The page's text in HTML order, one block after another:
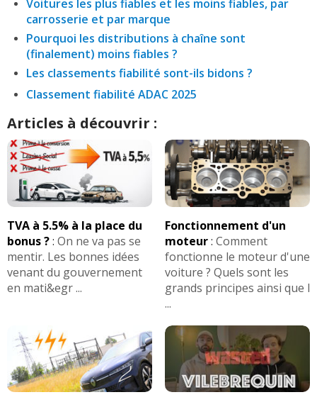
Voitures les plus fiables et les moins fiables, par
carrosserie et par marque
Pourquoi les distributions à chaîne sont
(finalement) moins fiables ?
Les classements fiabilité sont-ils bidons ?
Classement fiabilité ADAC 2025
Articles à découvrir :
TVA à 5.5% à la place du
bonus ?: On ne va pas se
mentir. Les bonnes idées
venant du gouvernement
en mati&egr ...
Fonctionnement d'un
moteur: Comment
fonctionne le moteur d'une
voiture ? Quels sont les
grands principes ainsi que l
...